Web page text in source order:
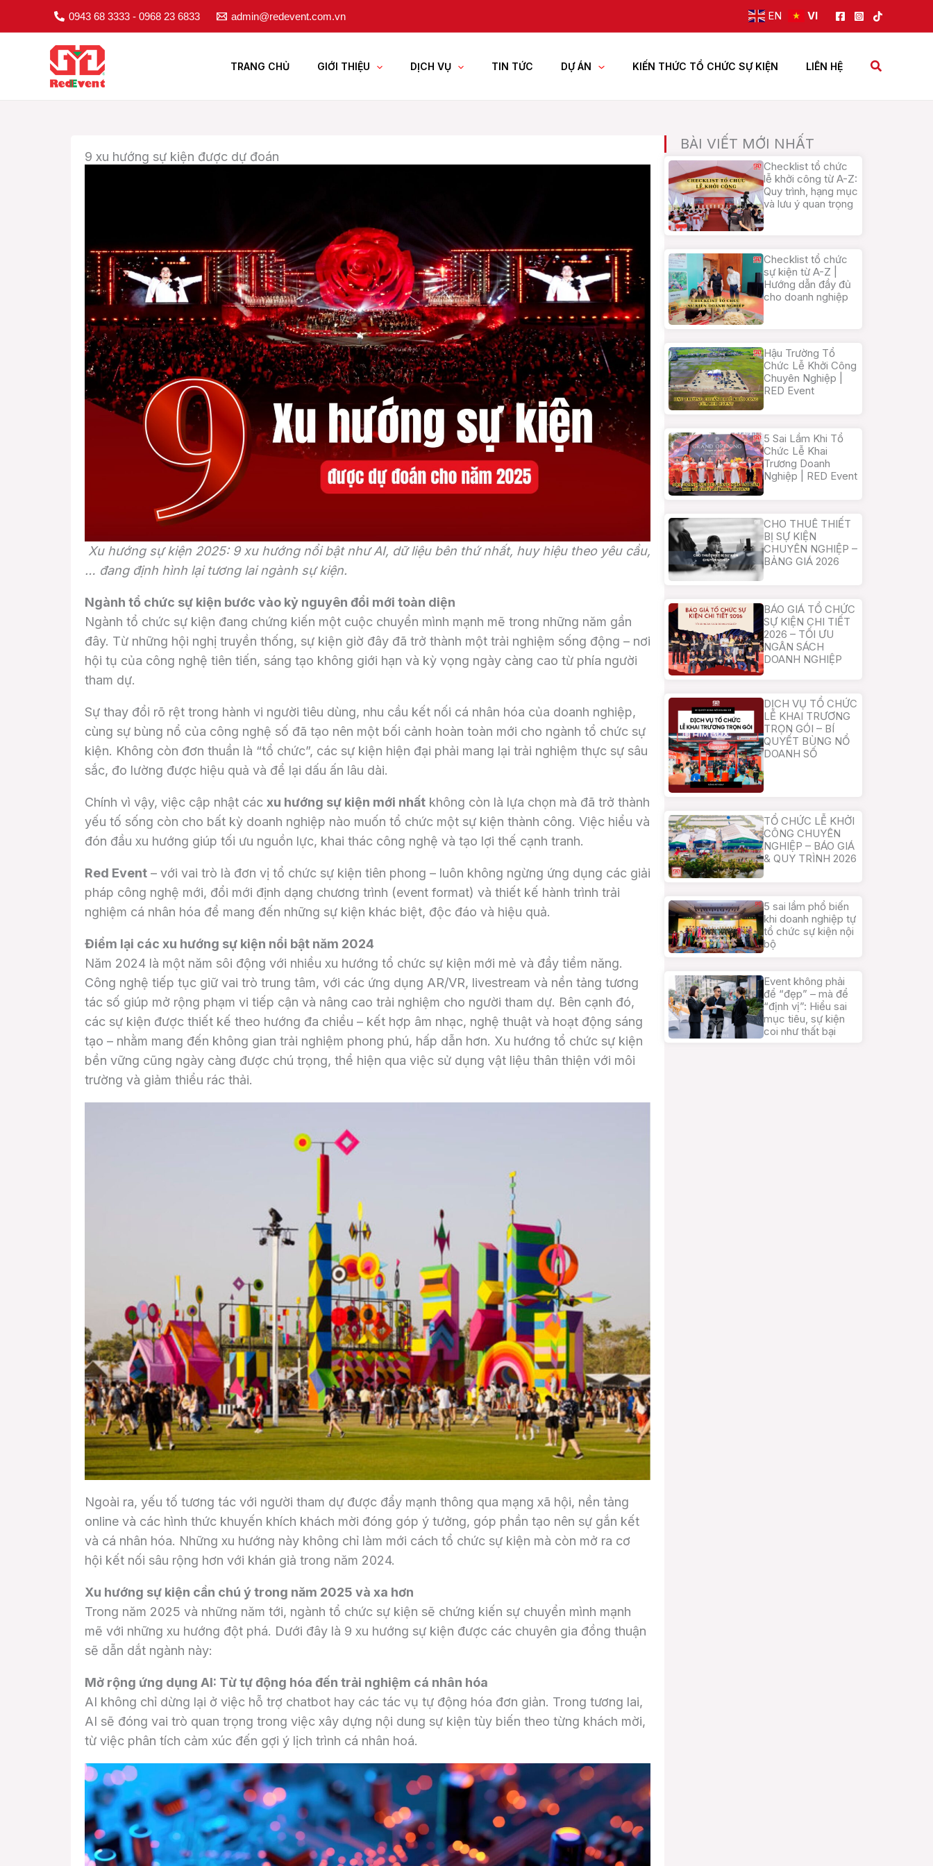
0943 68 3333 - 0968 23 6833 admin@redevent.com.vn EN VI
TRANG CHỦ GIỚI THIỆU DỊCH VỤ TIN TỨC DỰ ÁN KIẾN THỨC TỔ CHỨC SỰ KIỆN LIÊN HỆ
Tìm
9 xu hướng sự kiện được dự đoán
Xu hướng sự kiện 2025: 9 xu hướng nổi bật như AI, dữ liệu bên thứ nhất, huy hiệu theo yêu cầu,
… đang định hình lại tương lai ngành sự kiện.
Ngành tổ chức sự kiện bước vào kỷ nguyên đổi mới toàn diện
Ngành tổ chức sự kiện đang chứng kiến một cuộc chuyển mình mạnh mẽ trong những năm gần
đây. Từ những hội nghị truyền thống, sự kiện giờ đây đã trở thành một trải nghiệm sống động – nơi
hội tụ của công nghệ tiên tiến, sáng tạo không giới hạn và kỳ vọng ngày càng cao từ phía người
tham dự.
Sự thay đổi rõ rệt trong hành vi người tiêu dùng, nhu cầu kết nối cá nhân hóa của doanh nghiệp,
cùng sự bùng nổ của công nghệ số đã tạo nên một bối cảnh hoàn toàn mới cho ngành tổ chức sự
kiện. Không còn đơn thuần là “tổ chức”, các sự kiện hiện đại phải mang lại trải nghiệm thực sự sâu
sắc, đo lường được hiệu quả và để lại dấu ấn lâu dài.
Chính vì vậy, việc cập nhật các xu hướng sự kiện mới nhất không còn là lựa chọn mà đã trở thành
yếu tố sống còn cho bất kỳ doanh nghiệp nào muốn tổ chức một sự kiện thành công. Việc hiểu và
đón đầu xu hướng giúp tối ưu nguồn lực, khai thác công nghệ và tạo lợi thế cạnh tranh.
Red Event – với vai trò là đơn vị tổ chức sự kiện tiên phong – luôn không ngừng ứng dụng các giải
pháp công nghệ mới, đổi mới định dạng chương trình (event format) và thiết kế hành trình trải
nghiệm cá nhân hóa để mang đến những sự kiện khác biệt, độc đáo và hiệu quả.
Điểm lại các xu hướng sự kiện nổi bật năm 2024
Năm 2024 là một năm sôi động với nhiều xu hướng tổ chức sự kiện mới mẻ và đầy tiềm năng.
Công nghệ tiếp tục giữ vai trò trung tâm, với các ứng dụng AR/VR, livestream và nền tảng tương
tác số giúp mở rộng phạm vi tiếp cận và nâng cao trải nghiệm cho người tham dự. Bên cạnh đó,
các sự kiện được thiết kế theo hướng đa chiều – kết hợp âm nhạc, nghệ thuật và hoạt động sáng
tạo – nhằm mang đến không gian trải nghiệm phong phú, hấp dẫn hơn. Xu hướng tổ chức sự kiện
bền vững cũng ngày càng được chú trọng, thể hiện qua việc sử dụng vật liệu thân thiện với môi
trường và giảm thiểu rác thải.
Ngoài ra, yếu tố tương tác với người tham dự được đẩy mạnh thông qua mạng xã hội, nền tảng
online và các hình thức khuyến khích khách mời đóng góp ý tưởng, góp phần tạo nên sự gắn kết
và cá nhân hóa. Những xu hướng này không chỉ làm mới cách tổ chức sự kiện mà còn mở ra cơ
hội kết nối sâu rộng hơn với khán giả trong năm 2024.
Xu hướng sự kiện cần chú ý trong năm 2025 và xa hơn
Trong năm 2025 và những năm tới, ngành tổ chức sự kiện sẽ chứng kiến sự chuyển mình mạnh
mẽ với những xu hướng đột phá. Dưới đây là 9 xu hướng sự kiện được các chuyên gia đồng thuận
sẽ dẫn dắt ngành này:
Mở rộng ứng dụng AI: Từ tự động hóa đến trải nghiệm cá nhân hóa
AI không chỉ dừng lại ở việc hỗ trợ chatbot hay các tác vụ tự động hóa đơn giản. Trong tương lai,
AI sẽ đóng vai trò quan trọng trong việc xây dựng nội dung sự kiện tùy biến theo từng khách mời,
từ việc phân tích cảm xúc đến gợi ý lịch trình cá nhân hoá.
BÀI VIẾT MỚI NHẤT
Checklist tổ chức
lễ khởi công từ A-Z:
Quy trình, hạng mục
và lưu ý quan trọng
Checklist tổ chức
sự kiện từ A-Z |
Hướng dẫn đầy đủ
cho doanh nghiệp
Hậu Trường Tổ
Chức Lễ Khởi Công
Chuyên Nghiệp |
RED Event
5 Sai Lầm Khi Tổ
Chức Lễ Khai
Trương Doanh
Nghiệp | RED Event
CHO THUÊ THIẾT
BỊ SỰ KIỆN
CHUYÊN NGHIỆP –
BẢNG GIÁ 2026
BÁO GIÁ TỔ CHỨC
SỰ KIỆN CHI TIẾT
2026 – TỐI ƯU
NGÂN SÁCH
DOANH NGHIỆP
DỊCH VỤ TỔ CHỨC
LỄ KHAI TRƯƠNG
TRỌN GÓI – BÍ
QUYẾT BÙNG NỔ
DOANH SỐ
TỔ CHỨC LỄ KHỞI
CÔNG CHUYÊN
NGHIỆP – BÁO GIÁ
& QUY TRÌNH 2026
5 sai lầm phổ biến
khi doanh nghiệp tự
tổ chức sự kiện nội
bộ
Event không phải
để “đẹp” – mà để
“định vị”: Hiểu sai
mục tiêu, sự kiện
coi như thất bại